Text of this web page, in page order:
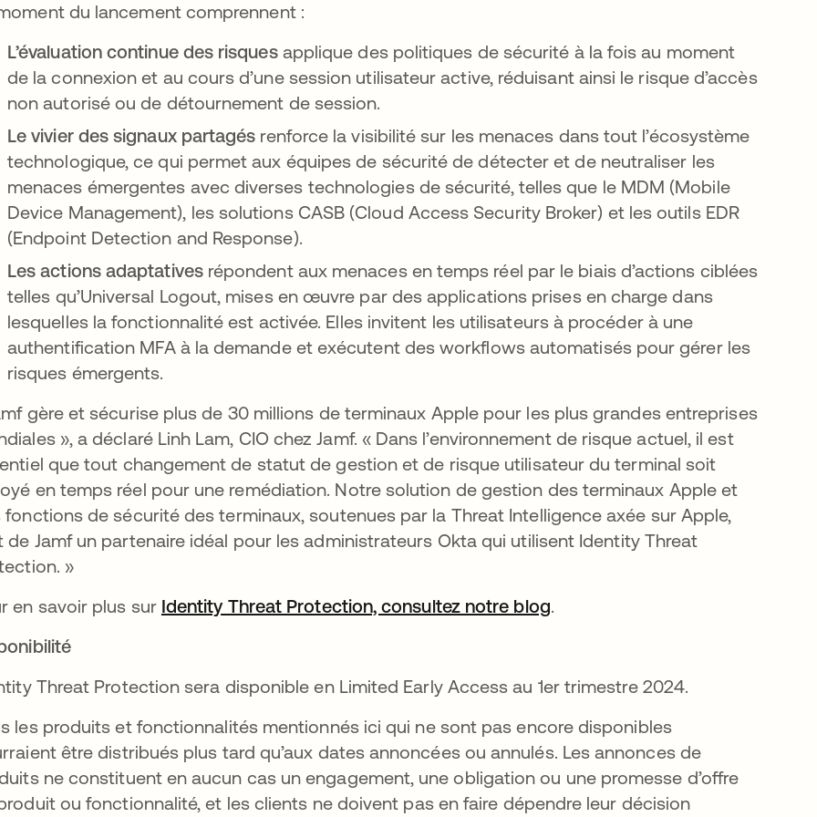
du lancement comprennent :
L’évaluation continue des risquesapplique des politiques de sécurité à la fois au moment
de la connexion et au cours d’une session utilisateur active, réduisant ainsi le risque d’accès
non autorisé ou de détournement de session.
Le vivier des signaux partagés renforce la visibilité sur les menaces dans tout l’écosystème
technologique, ce qui permet aux équipes de sécurité de détecter et de neutraliser les
menaces émergentes avec diverses technologies de sécurité, telles que le MDM (Mobile
Device Management), les solutions CASB (Cloud Access Security Broker) et les outils EDR
(Endpoint Detection and Response).
Les actions adaptativesrépondent aux menaces en temps réel par le biais d’actions ciblées
telles qu’Universal Logout, mises en œuvre par des applications prises en charge dans
lesquelles la fonctionnalité est activée. Elles invitent les utilisateurs à procéder à une
authentification MFA à la demande et exécutent des workflows automatisés pour gérer les
risques émergents.
gère et sécurise plus de 30 millions de terminaux Apple pour les plus grandes entreprises
», a déclaré Linh Lam, CIO chez Jamf. « Dans l’environnement de risque actuel, il est
que tout changement de statut de gestion et de risque utilisateur du terminal soit
en temps réel pour une remédiation. Notre solution de gestion des terminaux Apple et
fonctions de sécurité des terminaux, soutenues par la Threat Intelligence axée sur Apple,
de Jamf un partenaire idéal pour les administrateurs Okta qui utilisent Identity Threat
»
en savoir plus sur Identity Threat Protection, consultez notre blog.
Threat Protection sera disponible en Limited Early Access au 1er trimestre 2024.
les produits et fonctionnalités mentionnés ici qui ne sont pas encore disponibles
être distribués plus tard qu’aux dates annoncées ou annulés. Les annonces de
ne constituent en aucun cas un engagement, une obligation ou une promesse d’offre
ou fonctionnalité, et les clients ne doivent pas en faire dépendre leur décision